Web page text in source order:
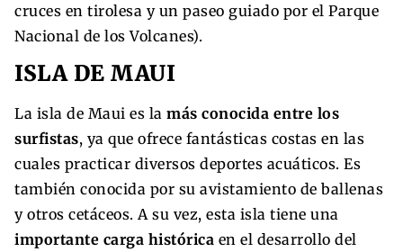
cruces en tirolesa y un paseo guiado por el Parque
Nacional de los Volcanes).
ISLA DE MAUI
La isla de Maui es la más conocida entre los
surfistas, ya que ofrece fantásticas costas en las
cuales practicar diversos deportes acuáticos. Es
también conocida por su avistamiento de ballenas
y otros cetáceos. A su vez, esta isla tiene una
importante carga histórica en el desarrollo del